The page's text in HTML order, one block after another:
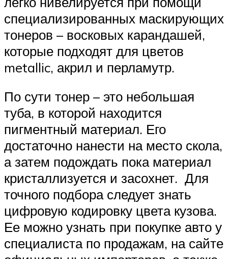
специализированных маскирующих
тонеров – восковых карандашей,
которые подходят для цветов
metallic, акрил и перламутр.
По сути тонер – это небольшая
туба, в которой находится
пигментный материал. Его
достаточно нанести на место скола,
а затем подождать пока материал
кристаллизуется и засохнет. Для
точного подбора следует знать
цифровую кодировку цвета кузова.
Ее можно узнать при покупке авто у
специалиста по продажам, на сайте